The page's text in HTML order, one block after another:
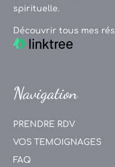
spirituelle.
Découvrir tous mes
Navigation
PRENDRE RDV
VOS TEMOIGNAGES
FAQ